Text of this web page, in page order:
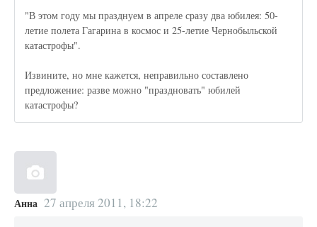
"В этом году мы празднуем в апреле сразу два юбилея: 50-
летие полета Гагарина в космос и 25-летие Чернобыльской
катастрофы".
Извините, но мне кажется, неправильно составлено
предложение: разве можно "праздновать" юбилей
катастрофы?
Анна 27 апреля 2011, 18:22